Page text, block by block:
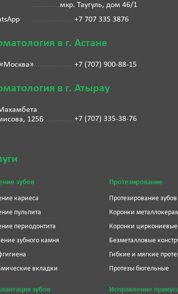
зубов
кариеса
пульпита
периодонтита
зубного камня
вкладки
зубов
Протезирование
Протезирование зубов
Коронки
Коронки циркониевые
Безметалловые
Гибкие и мягкие
Протезы бюгельные
Исправление
мкр. Таугуль, дом 46/1
+7 707 335 3876
в г. Астане
+7 (707) 900-88-15
в г. Атырау
125Б
+7 (707) 335-38-76